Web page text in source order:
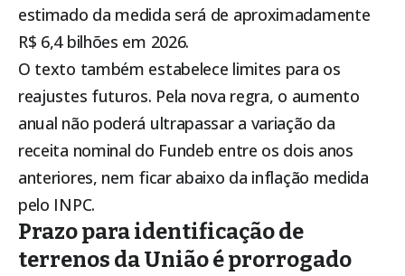
estimado da medida será de aproximadamente
R$ 6,4 bilhões em 2026.
O texto também estabelece limites para os
reajustes futuros. Pela nova regra, o aumento
anual não poderá ultrapassar a variação da
receita nominal do Fundeb entre os dois anos
anteriores, nem ficar abaixo da inflação medida
pelo INPC.
Prazo para identificação de
terrenos da União é prorrogado